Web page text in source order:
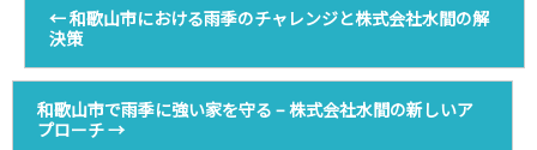
←和歌山市における雨季のチャレンジと株式会社水間の解
決策
和歌山市で雨季に強い家を守る – 株式会社水間の新しいア
プローチ→